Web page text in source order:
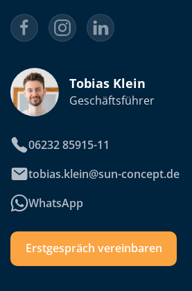
Tobias Klein
Geschäftsführer
06232 85915-11
tobias.klein@sun-concept.de
WhatsApp
Erstgespräch vereinbaren